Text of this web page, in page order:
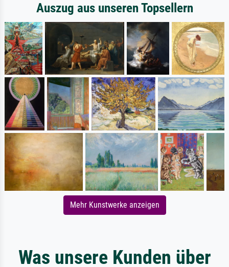
Auszug aus unseren Topsellern
Mehr Kunstwerke anzeigen
Was unsere Kunden über